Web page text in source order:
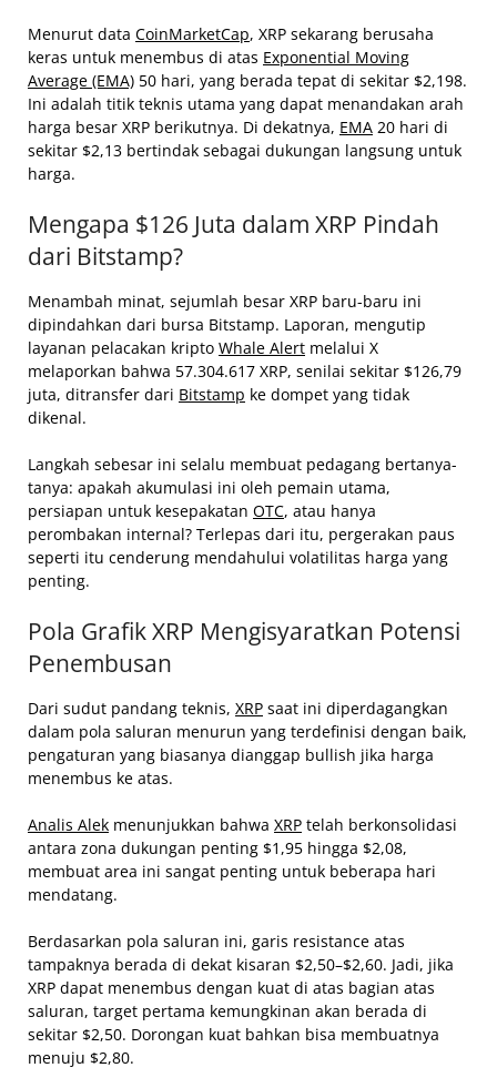
Menurut data CoinMarketCap, XRP sekarang berusaha
keras untuk menembus di atas Exponential Moving
Average (EMA) 50 hari, yang berada tepat di sekitar $2,198.
Ini adalah titik teknis utama yang dapat menandakan arah
harga besar XRP berikutnya. Di dekatnya, EMA 20 hari di
sekitar $2,13 bertindak sebagai dukungan langsung untuk
harga.
Mengapa $126 Juta dalam XRP Pindah
dari Bitstamp?
Menambah minat, sejumlah besar XRP baru-baru ini
dipindahkan dari bursa Bitstamp. Laporan, mengutip
layanan pelacakan kripto Whale Alert melalui X
melaporkan bahwa 57.304.617 XRP, senilai sekitar $126,79
juta, ditransfer dari Bitstamp ke dompet yang tidak
dikenal.
Langkah sebesar ini selalu membuat pedagang bertanya-
tanya: apakah akumulasi ini oleh pemain utama,
persiapan untuk kesepakatan OTC, atau hanya
perombakan internal? Terlepas dari itu, pergerakan paus
seperti itu cenderung mendahului volatilitas harga yang
penting.
Pola Grafik XRP Mengisyaratkan Potensi
Penembusan
Dari sudut pandang teknis, XRP saat ini diperdagangkan
dalam pola saluran menurun yang terdefinisi dengan baik,
pengaturan yang biasanya dianggap bullish jika harga
menembus ke atas.
Analis Alek menunjukkan bahwa XRP telah berkonsolidasi
antara zona dukungan penting $1,95 hingga $2,08,
membuat area ini sangat penting untuk beberapa hari
mendatang.
Berdasarkan pola saluran ini, garis resistance atas
tampaknya berada di dekat kisaran $2,50–$2,60. Jadi, jika
XRP dapat menembus dengan kuat di atas bagian atas
saluran, target pertama kemungkinan akan berada di
sekitar $2,50. Dorongan kuat bahkan bisa membuatnya
menuju $2,80.